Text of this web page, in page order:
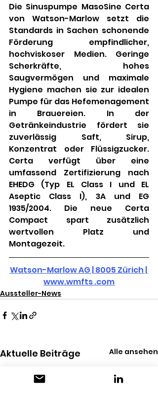
Die Sinuspumpe MasoSine Certa
von Watson-Marlow setzt die
Standards in Sachen schonende
Förderung empfindlicher,
hochviskoser Medien. Geringe
Scherkräfte, hohes
Saugvermögen und maximale
Hygiene machen sie zur idealen
Pumpe für das Hefemenagement
in Brauereien. In der
Getränkeindustrie fördert sie
zuverlässig Saft, Sirup,
Konzentrat oder Flüssigzucker.
Certa verfügt über eine
umfassend Zertifizierung nach
EHEDG (Typ EL Class I und EL
Aseptic Class I), 3A und EG
1935/2004. Die neue Certa
Compact spart zusätzlich
wertvollen Platz und
Montagezeit.
Watson-Marlow AG | 8005 Zürich |
www.wmfts .com
Aussteller-News
Aktuelle Beiträge Alle ansehen